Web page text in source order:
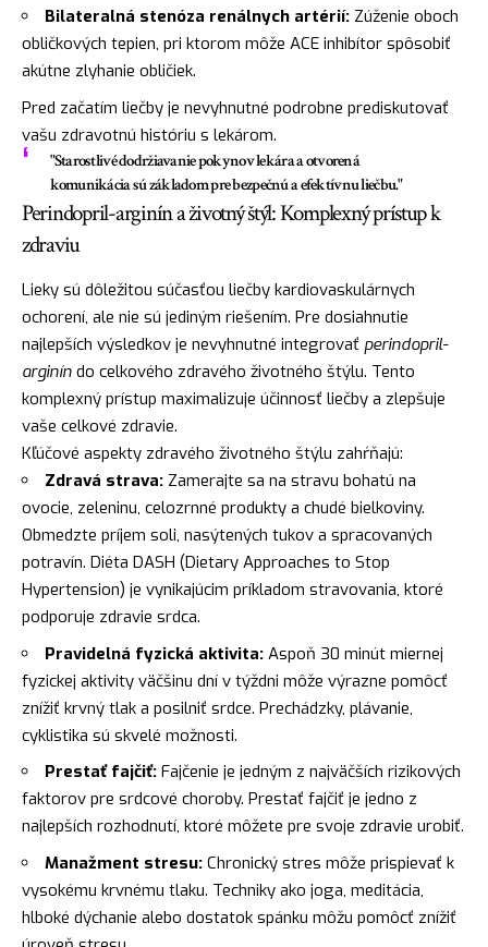
Bilateralná stenóza renálnych artérií: Zúženie oboch
obličkových tepien, pri ktorom môže ACE inhibítor spôsobiť
akútne zlyhanie obličiek.
Pred začatím liečby je nevyhnutné podrobne prediskutovať
vašu zdravotnú históriu s lekárom.
"Starostlivé dodržiavanie pokynov lekára a otvorená
komunikácia sú základom pre bezpečnú a efektívnu liečbu."
Perindopril-arginín a životný štýl: Komplexný prístup k
zdraviu
Lieky sú dôležitou súčasťou liečby kardiovaskulárnych
ochorení, ale nie sú jediným riešením. Pre dosiahnutie
najlepších výsledkov je nevyhnutné integrovať perindopril-
arginín do celkového zdravého životného štýlu. Tento
komplexný prístup maximalizuje účinnosť liečby a zlepšuje
vaše celkové zdravie.
Kľúčové aspekty zdravého životného štýlu zahŕňajú:
Zdravá strava: Zamerajte sa na stravu bohatú na
ovocie, zeleninu, celozrnné produkty a chudé bielkoviny.
Obmedzte príjem soli, nasýtených tukov a spracovaných
potravín. Diéta DASH (Dietary Approaches to Stop
Hypertension) je vynikajúcim príkladom stravovania, ktoré
podporuje zdravie srdca.
Pravidelná fyzická aktivita: Aspoň 30 minút miernej
fyzickej aktivity väčšinu dní v týždni môže výrazne pomôcť
znížiť krvný tlak a posilniť srdce. Prechádzky, plávanie,
cyklistika sú skvelé možnosti.
Prestať fajčiť: Fajčenie je jedným z najväčších rizikových
faktorov pre srdcové choroby. Prestať fajčiť je jedno z
najlepších rozhodnutí, ktoré môžete pre svoje zdravie urobiť.
Manažment stresu: Chronický stres môže prispievať k
vysokému krvnému tlaku. Techniky ako joga, meditácia,
hlboké dýchanie alebo dostatok spánku môžu pomôcť znížiť